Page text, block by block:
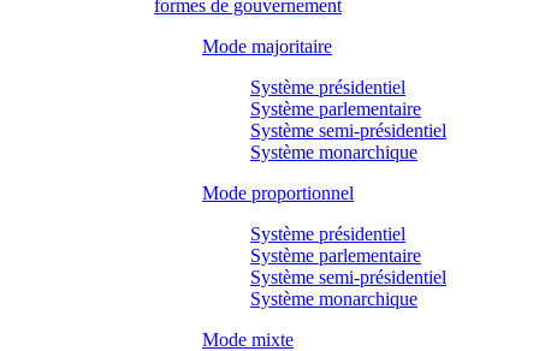
formes de gouvernement
Mode majoritaire
Système présidentiel
Système parlementaire
Système semi-présidentiel
Système monarchique
Mode proportionnel
Système présidentiel
Système parlementaire
Système semi-présidentiel
Système monarchique
Mode mixte